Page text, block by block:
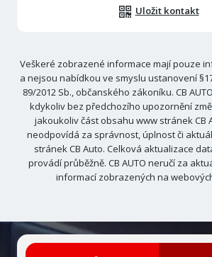
Uložit kontakt
Veškeré zobrazené informace mají pouze
a nejsou nabídkou ve smyslu ustanovení
89/2012 Sb., občanského zákoníku. CB
kdykoliv bez předchozího upozornění
jakoukoliv část obsahu www stránek CB
neodpovídá za správnost, úplnost či
stránek CB Auto. Celková aktualizace
provádí průběžně. CB AUTO neručí za
informací zobrazených na